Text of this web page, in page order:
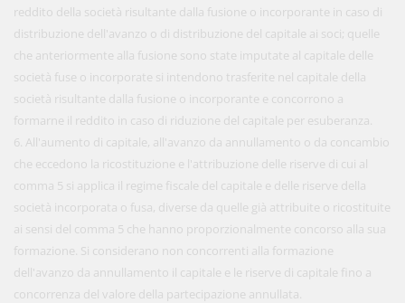
reddito della società risultante dalla fusione o incorporante in caso di
distribuzione dell'avanzo o di distribuzione del capitale ai soci; quelle
che anteriormente alla fusione sono state imputate al capitale delle
società fuse o incorporate si intendono trasferite nel capitale della
società risultante dalla fusione o incorporante e concorrono a
formarne il reddito in caso di riduzione del capitale per esuberanza.
6. All'aumento di capitale, all'avanzo da annullamento o da concambio
che eccedono la ricostituzione e l'attribuzione delle riserve di cui al
comma 5 si applica il regime fiscale del capitale e delle riserve della
società incorporata o fusa, diverse da quelle già attribuite o ricostituite
ai sensi del comma 5 che hanno proporzionalmente concorso alla sua
formazione. Si considerano non concorrenti alla formazione
dell'avanzo da annullamento il capitale e le riserve di capitale fino a
concorrenza del valore della partecipazione annullata.